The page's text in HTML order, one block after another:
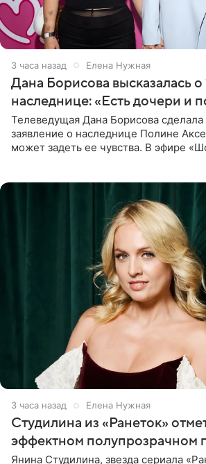
3 часа назад Елена Нужная
Дана Борисова высказалась о
наследнице: «Есть дочери и
Телеведущая Дана Борисова
заявление о наследнице Полине
может задеть ее чувства. В эфире
3 часа назад Елена Нужная
Студилина из «Ранеток»
эффектном полупрозрачном
Янина Студилина, звезда сериала